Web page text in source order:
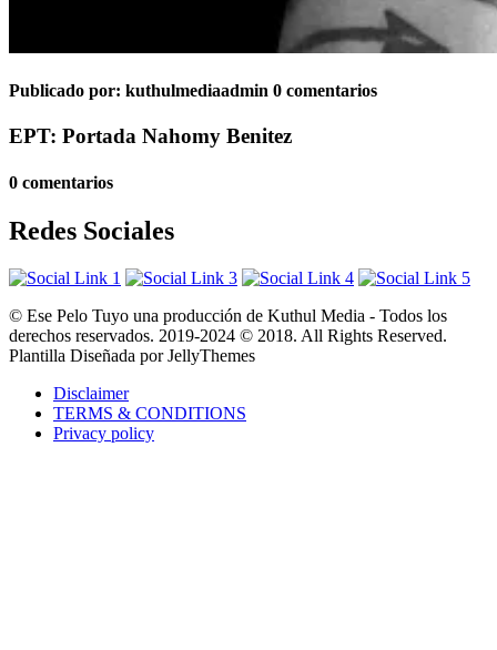
Publicado por: kuthulmediaadmin 0 comentarios
EPT: Portada Nahomy Benitez
0 comentarios
Redes Sociales
© Ese Pelo Tuyo una producción de Kuthul Media - Todos los
derechos reservados. 2019-2024 © 2018. All Rights Reserved.
Plantilla Diseñada por JellyThemes
Disclaimer
TERMS & CONDITIONS
Privacy policy